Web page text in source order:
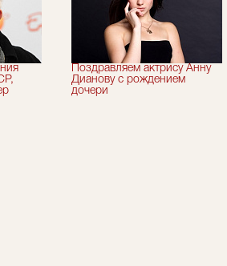
Поздравляем актрису Анну
Дианову с рождением
дочери